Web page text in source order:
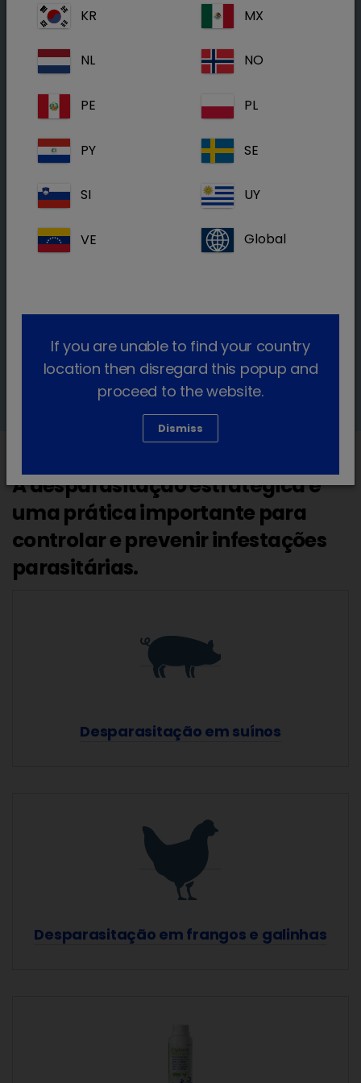
Diagnóstico da infeção parasitária no
porco e na galinha
Dado que as infeções por parasitas são muito
significativos, é importante tratá-las.
Por outro lado, deve-se ter cuidado com a
galinhas e os suínos, para evitar tratamentos
frequente do que o necessário aumenta os
adequado é fundamental para uma gestão
óptima das infecções parasitárias.
A desparasitação estratégica é
uma prática importante para
controlar e prevenir infestações
parasitárias.
Desparasitação em suínos
Desparasitação em frangos e galinhas
KR MX
NL NO
PE PL
PY SE
SI UY
VE Global
If you are unable to find your country
location then disregard this popup and
proceed to the website.
Dismiss